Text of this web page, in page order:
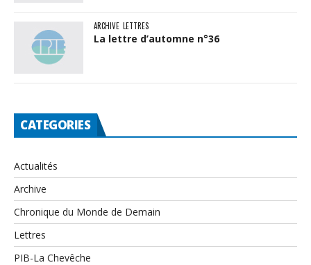
ARCHIVE LETTRES
La lettre d’automne n°36
CATEGORIES
Actualités
Archive
Chronique du Monde de Demain
Lettres
PIB-La Chevêche